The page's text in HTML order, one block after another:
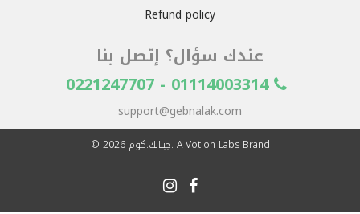
Refund policy
عندك سؤال؟ إتصل بنا
01114003314 - 0221247707
support@gebnalak.com
© 2026 جبنالك.كوم. A Votion Labs Brand